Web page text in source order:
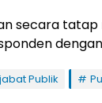
secara
Publik